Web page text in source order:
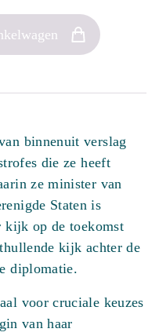
binnenuit verslag
die ze heeft
ze minister van
Staten is
kijk op de toekomst
kijk achter de
diplomatie.
voor cruciale keuzes
van haar